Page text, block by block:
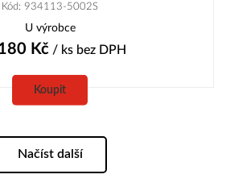
Kód: 934113-5002S
U výrobce
Kč/ ks bez DPH
Koupit
Načíst další